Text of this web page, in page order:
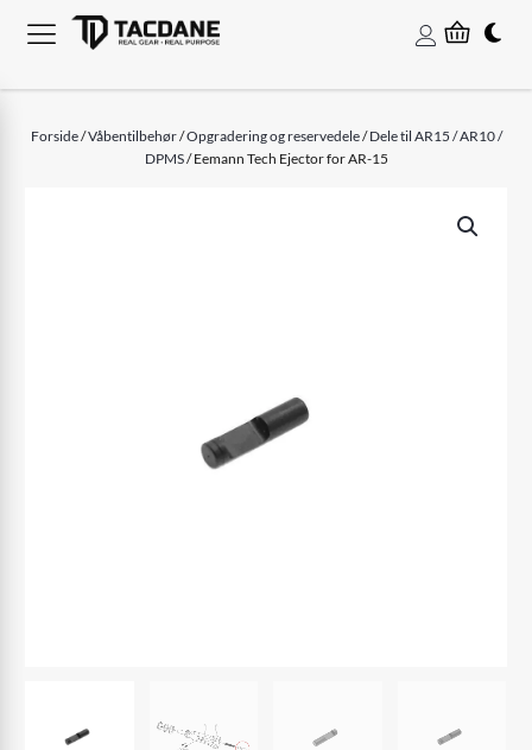
Forside/Våbentilbehør/Opgradering og reservedele/Dele til AR15 / AR10 /
DPMS/ Eemann Tech Ejector for AR-15